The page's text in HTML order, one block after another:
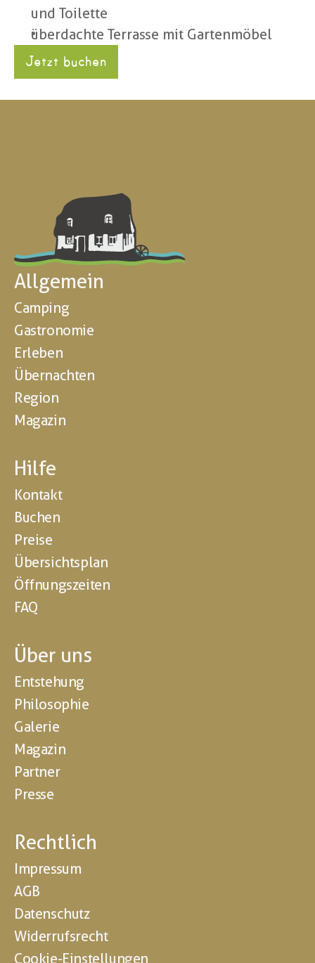
und Toilette
überdachte Terrasse mit Gartenmöbel
Jetzt buchen
Allgemein
Camping
Gastronomie
Erleben
Übernachten
Region
Magazin
Hilfe
Kontakt
Buchen
Preise
Übersichtsplan
Öffnungszeiten
FAQ
Über uns
Entstehung
Philosophie
Galerie
Magazin
Partner
Presse
Rechtlich
Impressum
AGB
Datenschutz
Widerrufsrecht
Cookie-Einstellungen